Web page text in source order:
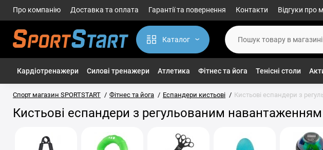
Про компанію Доставка та оплата Гарантії та повернення Контакти Відгуки про
Каталог
Кардіотренажери Силові тренажери Атлетика Фітнес та йога Тенісні столи
Спорт магазин SPORTSTART Фітнес та йога Еспандери кистьові Кистьові еспандери з
Кистьові еспандери з регульованим навантаженням